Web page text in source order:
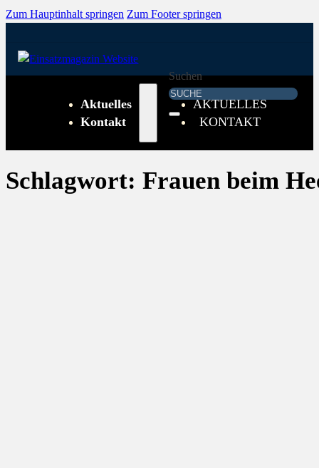
Zum Hauptinhalt springen Zum Footer springen
Suchen
Aktuelles
Kontakt
AKTUELLES
KONTAKT
Schlagwort: Frauen beim